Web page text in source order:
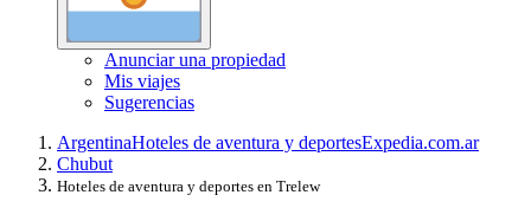
Anunciar una propiedad
Mis viajes
Sugerencias
ArgentinaHoteles de aventura y deportesExpedia.com.ar
Chubut
Hoteles de aventura y deportes en Trelew